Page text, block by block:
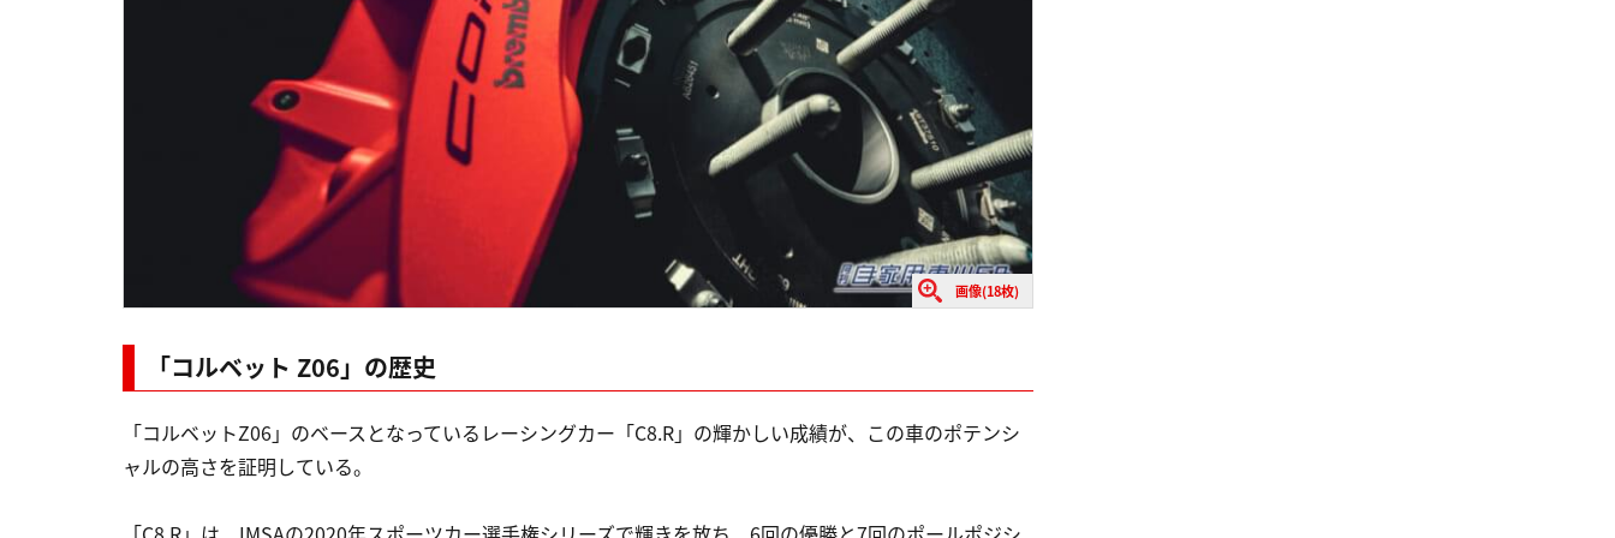
画像(18枚)
「コルベット Z06」の歴史
「コルベットZ06」のベースとなっているレーシングカー「C8.R」の輝かしい成績が、この車のポテンシ
ャルの高さを証明している。